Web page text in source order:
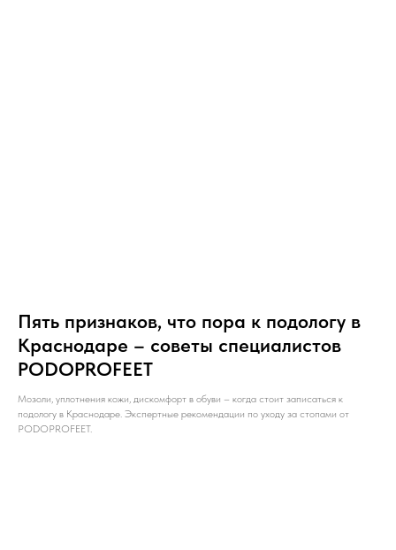
Пять признаков, что пора к подологу в
Краснодаре – советы специалистов
PODOPROFEET
Мозоли, уплотнения кожи, дискомфорт в обуви – когда стоит записаться к
подологу в Краснодаре. Экспертные рекомендации по уходу за стопами от
PODOPROFEET.